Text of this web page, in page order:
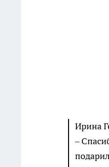
Ирина
–